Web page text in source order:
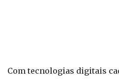
Com tecnologias digitais